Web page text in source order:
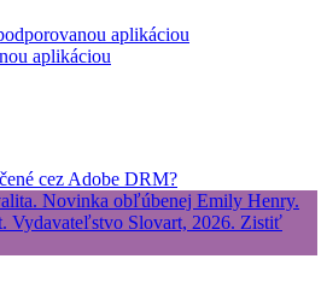
aplikáciou
aplikáciou
cez Adobe DRM?